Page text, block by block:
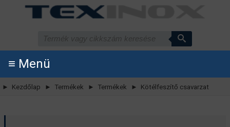
≡ Menü
► Kezdőlap ► Termékek ► Termékek ► Kötélfeszítő csavarzat